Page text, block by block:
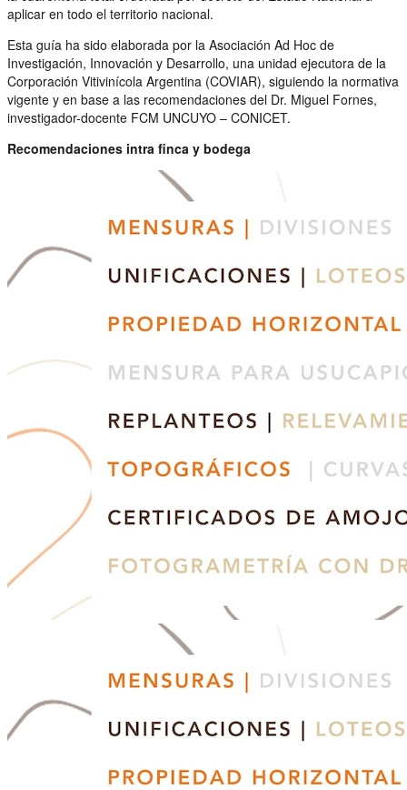
aplicar en todo el territorio nacional.
Esta guía ha sido elaborada por la Asociación Ad Hoc de
Investigación, Innovación y Desarrollo, una unidad ejecutora de la
Corporación Vitivinícola Argentina (COVIAR), siguiendo la normativa
vigente y en base a las recomendaciones del Dr. Miguel Fornes,
investigador-docente FCM UNCUYO – CONICET.
Recomendaciones intra finca y bodega